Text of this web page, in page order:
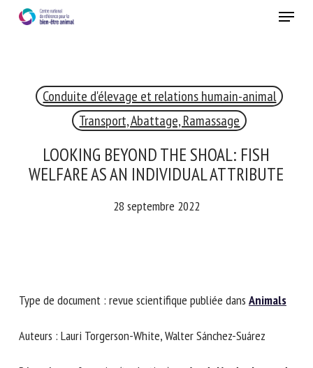
Menu
Conduite d'élevage et relations humain-animal
Transport, Abattage, Ramassage
LOOKING BEYOND THE SHOAL: FISH
WELFARE AS AN INDIVIDUAL ATTRIBUTE
28 septembre 2022
Type de document : revue scientifique publiée dans
RECEVEZ CHAQUE MOIS GRATUITEMENT
LES DERNIÈRES ACTUALITÉS SUR LE BIEN-ÊTRE
ANIMAL